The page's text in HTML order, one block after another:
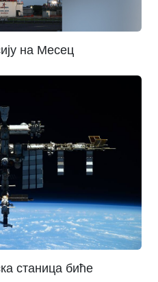
на Месец
станица биће